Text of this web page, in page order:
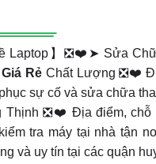
Laptop】❎❤️➤ Sửa
Giá Rẻ Chất Lượng ❎❤️
sự cố và sửa chữa
Thịnh ❎❤️ Địa điểm, chỗ
tra máy tại nhà tận
và uy tín tại các quận